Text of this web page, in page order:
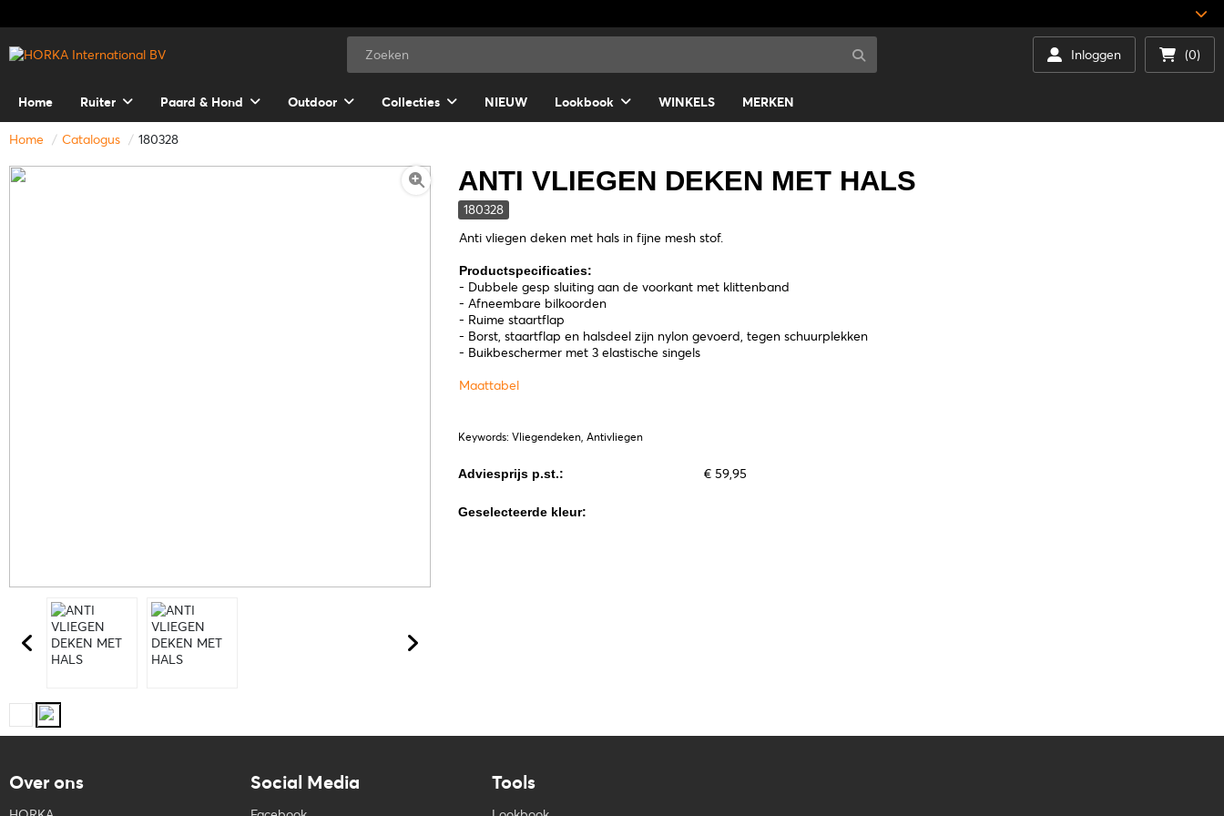
Inloggen (0)
Home Ruiter Paard & Hond Outdoor Collecties NIEUW Lookbook WINKELS MERKEN
Home Catalogus 180328
ANTI VLIEGEN DEKEN MET HALS
180328
Anti vliegen deken met hals in fijne mesh stof.
Productspecificaties:
- Dubbele gesp sluiting aan de voorkant met klittenband
- Afneembare bilkoorden
- Ruime staartflap
- Borst, staartflap en halsdeel zijn nylon gevoerd, tegen schuurplekken
- Buikbeschermer met 3 elastische singels
Maattabel
Keywords: Vliegendeken, Antivliegen
Adviesprijs p.st.: € 59,95
Geselecteerde kleur:
Over ons Social Media Tools